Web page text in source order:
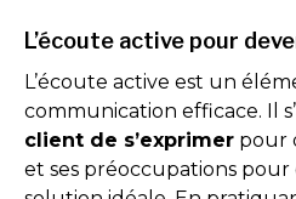
L’écoute active pour
L’écoute active est un
communication efficace. Il
client de s’exprimer pour
et ses préoccupations